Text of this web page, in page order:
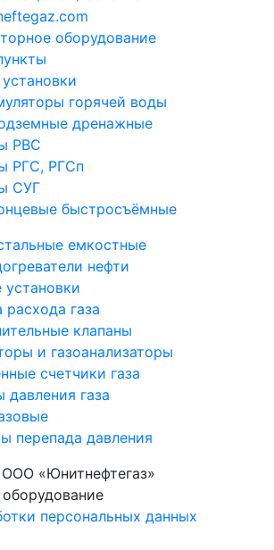
оборудование
горячей воды
дренажные
РВС
РГС, РГСп
СУГ
быстросъёмные
емкостные
нефти
расхода газа
клапаны
и газоанализаторы
счетчики газа
давления газа
перепада давления
«Юнитнефтегаз»
персональных данных